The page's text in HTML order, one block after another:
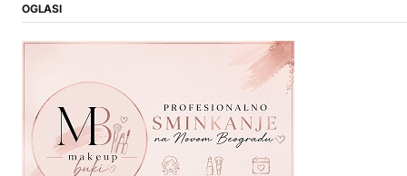
OGLASI